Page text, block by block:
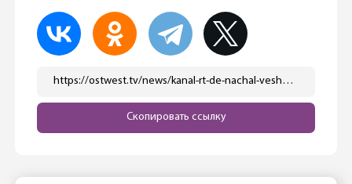
https://ostwest.tv/news/kanal-rt-de-nachal-veshhanie-v-germanii/
Скопировать ссылку